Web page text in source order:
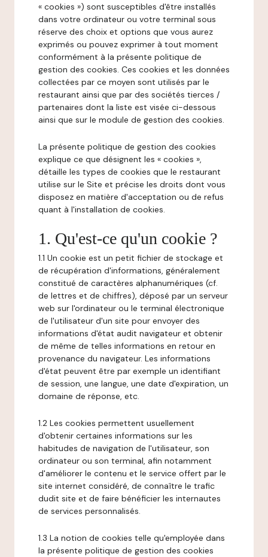
« cookies ») sont susceptibles d'être installés
dans votre ordinateur ou votre terminal sous
réserve des choix et options que vous aurez
exprimés ou pouvez exprimer à tout moment
conformément à la présente politique de
gestion des cookies. Ces cookies et les données
collectées par ce moyen sont utilisés par le
restaurant ainsi que par des sociétés tierces /
partenaires dont la liste est visée ci-dessous
ainsi que sur le module de gestion des cookies.
La présente politique de gestion des cookies
explique ce que désignent les « cookies »,
détaille les types de cookies que le restaurant
utilise sur le Site et précise les droits dont vous
disposez en matière d'acceptation ou de refus
quant à l'installation de cookies.
1. Qu'est-ce qu'un cookie ?
1.1 Un cookie est un petit fichier de stockage et
de récupération d'informations, généralement
constitué de caractères alphanumériques (cf.
de lettres et de chiffres), déposé par un serveur
web sur l'ordinateur ou le terminal électronique
de l'utilisateur d'un site pour envoyer des
informations d'état audit navigateur et obtenir
de même de telles informations en retour en
provenance du navigateur. Les informations
d'état peuvent être par exemple un identifiant
de session, une langue, une date d'expiration, un
domaine de réponse, etc.
1.2 Les cookies permettent usuellement
d'obtenir certaines informations sur les
habitudes de navigation de l'utilisateur, son
ordinateur ou son terminal, afin notamment
d'améliorer le contenu et le service offert par le
site internet considéré, de connaître le trafic
dudit site et de faire bénéficier les internautes
de services personnalisés.
1.3 La notion de cookies telle qu'employée dans
la présente politique de gestion des cookies